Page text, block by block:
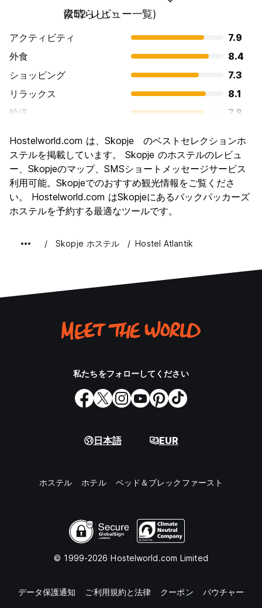
素晴らしい
(252 レビュー一覧)
アクティビティ
7.9
外食
8.4
ショッピング
7.3
リラックス
8.1
輸送
7.8
文化
8.1
ナイトライフ
7.6
コストパフォーマンス
8.9
Hostelworld.com は、Skopje のベストセレクションホ
ステルを掲載しています。 Skopje のホステルのレビュ
ー、Skopjeのマップ、SMSショートメッセージサービス
利用可能。Skopjeでのおすすめ観光情報をご覧くださ
い。 Hostelworld.com はSkopjeにあるバックパッカーズ
ホステルを予約する最適なツールです。
Skopje ホステル Hostel Atlantik
私たちをフォローしてください
日本語 EUR
ホステル ホテル ベッド＆ブレックファースト
© 1999-2026 Hostelworld.com Limited
データ保護通知 ご利用規約と法律 クーポン バウチャー